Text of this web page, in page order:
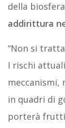
della
addirittura
“Non si tratta
I rischi
meccanismi,
in quadri di
porterà frutti